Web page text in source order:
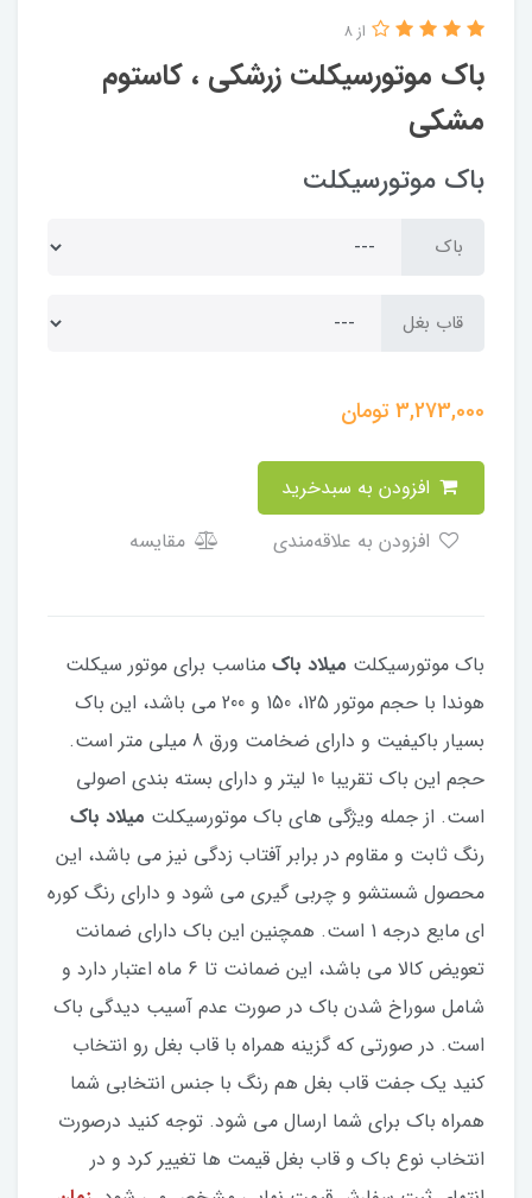
باک موتورسیکلت زرشکی ، کاستوم
مشکی
از 8
باک موتورسیکلت
باک
قاب بغل
3,273,000تومان
مقایسه
باک موتورسیکلت میلاد باک مناسب برای موتور سیکلت
هوندا با حجم موتور 125، 150 و 200 می باشد، این باک
بسیار باکیفیت و دارای ضخامت ورق 8 میلی متر است.
حجم این باک تقریبا 10 لیتر و دارای بسته بندی اصولی
است. از جمله ویژگی های باک موتورسیکلت میلاد باک
رنگ ثابت و مقاوم در برابر آفتاب زدگی نیز می باشد، این
محصول شستشو و چربی گیری می شود و دارای رنگ کوره
ای مایع درجه 1 است. همچنین این باک دارای ضمانت
تعویض کالا می باشد، این ضمانت تا 6 ماه اعتبار دارد و
شامل سوراخ شدن باک در صورت عدم آسیب دیدگی باک
است. در صورتی که گزینه همراه با قاب بغل رو انتخاب
کنید یک جفت قاب بغل هم رنگ با جنس انتخابی شما
همراه باک برای شما ارسال می شود. توجه کنید درصورت
انتخاب نوع باک و قاب بغل قیمت ها تغییر کرد و در